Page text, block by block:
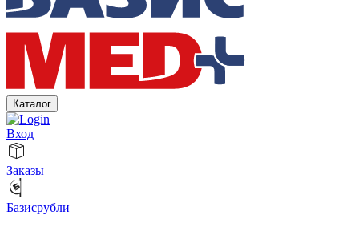
Каталог
Вход
Заказы
Базисрубли